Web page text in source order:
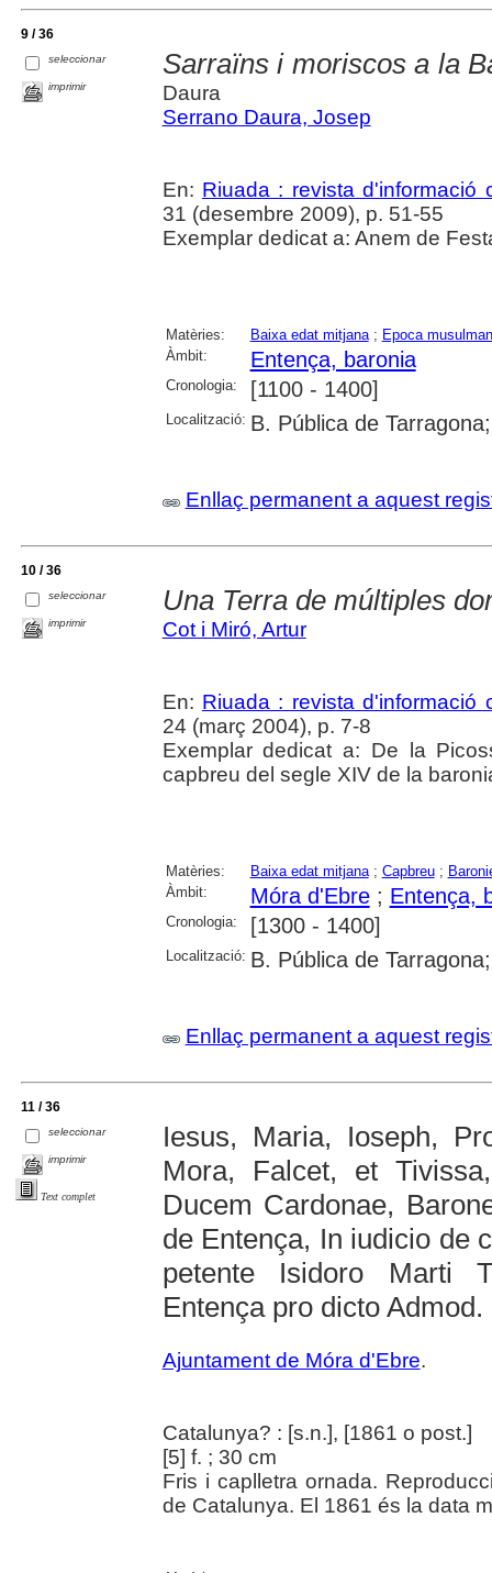
9 / 36
seleccionar
imprimir
Sarraïns i moriscos a la
Daura
Serrano Daura, Josep
En: Riuada : revista d'informació
31 (desembre 2009), p. 51-55
Exemplar dedicat a: Anem de
Matèries: Baixa edat mitjana; Epoca
Àmbit:
Entença, baronia
Cronologia: [1100 - 1400]
Localització: B. Pública de
Enllaç permanent a aquest
10 / 36
seleccionar
imprimir
Una Terra de múltiples
Cot i Miró, Artur
En: Riuada : revista d'informació
24 (març 2004), p. 7-8
Exemplar dedicat a: De la
capbreu del segle XIV de la
Matèries: Baixa edat mitjana; Capbreu;
Àmbit:
Móra d'Ebre; Entença,
Cronologia: [1300 - 1400]
Localització: B. Pública de
Enllaç permanent a aquest
11 / 36
seleccionar
imprimir
Text complet
Iesus, Maria, Ioseph,
Mora, Falcet, et
Ducem Cardonae,
de Entença, In iudicio de
petente Isidoro Marti
Entença pro dicto
Ajuntament de Móra d'Ebre.
Catalunya? : [s.n.], [1861 o post.]
[5] f. ; 30 cm
Fris i caplletra ornada.
de Catalunya. El 1861 és la data